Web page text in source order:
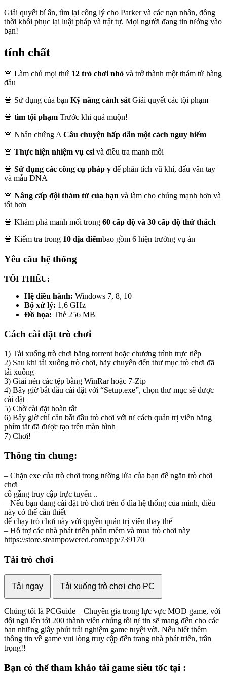
Giải quyết bí ẩn, tìm lại công lý cho Parker và các nạn nhân, đồng
thời khôi phục lại luật pháp và trật tự. Mọi người đang tin tưởng vào
bạn!
tính chất
🚨 Làm chủ mọi thứ 12 trò chơi nhỏ và trở thành một thám tử hàng
đầu
🚨 Sử dụng của bạn Kỹ năng cảnh sátGiải quyết các tội phạm
🚨 tìm tội phạm Trước khi quá muộn!
🚨 Nhân chứng ACâu chuyện hấp dẫn một cách nguy hiểm
🚨 Thực hiện nhiệm vụ csivà điều tra manh mối
🚨 Sử dụng các công cụ pháp y để phân tích vũ khí, dấu vân tay
và mẫu DNA
🚨 Nâng cấp đội thám tử của bạn và làm cho chúng mạnh hơn và
tốt hơn
🚨 Khám phá manh mối trong 60 cấp độ và 30 cấp độ thử thách
🚨 Kiểm tra trong 10 địa điểmbao gồm 6 hiện trường vụ án
Yêu cầu hệ thống
TỐI THIỂU:
Hệ điều hành: Windows 7, 8, 10
Bộ xử lý: 1,6 GHz
Đồ họa: Thẻ 256 MB
Cách cài đặt trò chơi
1) Tải xuống trò chơi bằng torrent hoặc chương trình trực tiếp
2) Sau khi tải xuống trò chơi, hãy chuyển đến thư mục trò chơi đã
tải xuống
3) Giải nén các tệp bằng WinRar hoặc 7-Zip
4) Bây giờ bắt đầu cài đặt với “Setup.exe”, chọn thư mục sẽ được
cài đặt
5) Chờ cài đặt hoàn tất
6) Bây giờ chỉ cần bắt đầu trò chơi với tư cách quản trị viên bằng
phím tắt đã được tạo trên màn hình
7) Chơi!
Thông tin chung:
– Chặn exe của trò chơi trong tường lửa của bạn để ngăn trò chơi
chơi
cố gắng truy cập trực tuyến ..
– Nếu bạn đang cài đặt trò chơi trên ổ đĩa hệ thống của mình, điều
này có thể cần thiết
để chạy trò chơi này với quyền quản trị viên thay thế
– Hỗ trợ các nhà phát triển phần mềm và mua trò chơi này
https://store.steampowered.com/app/739170
Tải trò chơi
Tải ngay Tải xuống trò chơi cho PC
Chúng tôi là PCGuide – Chuyên gia trong lực vực MOD game, với
đội ngũ lên tới 200 thành viên chúng tôi tự tin sẽ mang đến cho các
bạn những giây phút trải nghiệm game tuyệt vời. Nếu biết thêm
thông tin về game vui lòng truy cập đến trang nhà phát triển, trân
trọng!!
Bạn có thể tham khảo tải game siêu tốc tại :